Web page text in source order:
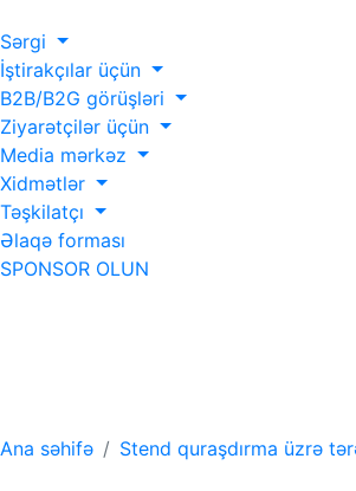
Sərgi
İştirakçılar üçün
B2B/B2G görüşləri
Ziyarətçilər üçün
Media mərkəz
Xidmətlər
Təşkilatçı
Əlaqə forması
SPONSOR OLUN
Ana səhifə Stend quraşdırma üzrə